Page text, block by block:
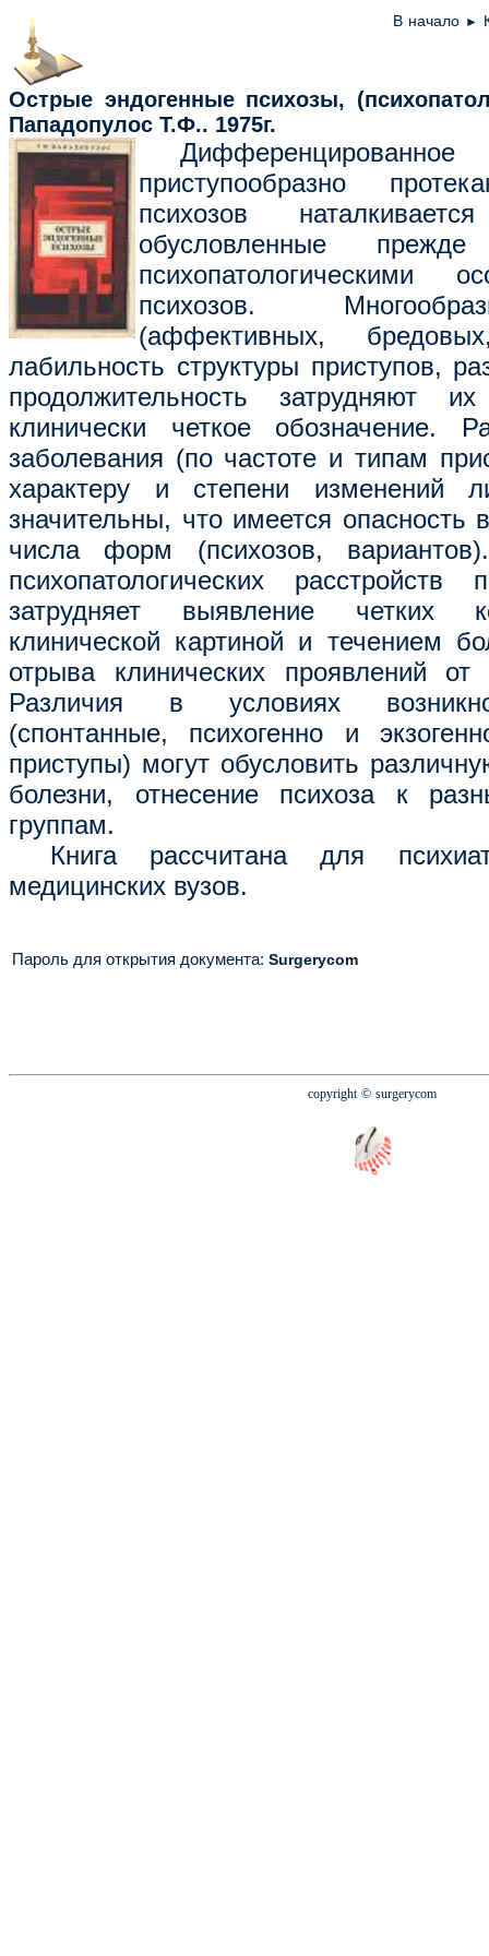
В начало ►
Острые эндогенные психозы,
Пападопулос Т.Ф.. 1975г.
приступообразно
психозов
обусловленные
психопатологическими
психозов.
(аффективных,
лабильность структуры приступов,
продолжительность затрудняют
клинически четкое обозначение.
заболевания (по частоте и типам
характеру и степени изменений
значительны, что имеется опасность
числа форм (психозов,
психопатологических
затрудняет выявление четких
клинической картиной и течением
отрыва клинических проявлений от
Различия в условиях
(спонтанные, психогенно и
приступы) могут обусловить
болезни, отнесение психоза к
группам.
Книга рассчитана для
медицинских вузов.
Пароль для открытия документа: Surgerycom
copyright © surgerycom